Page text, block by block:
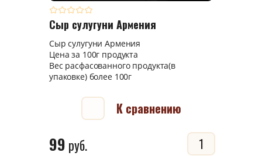
Сыр сулугуни Армения
Сыр сулугуни Армения
Цена за 100г продукта
Вес расфасованного продукта(в
упаковке) более 100г
К сравнению
99 руб.